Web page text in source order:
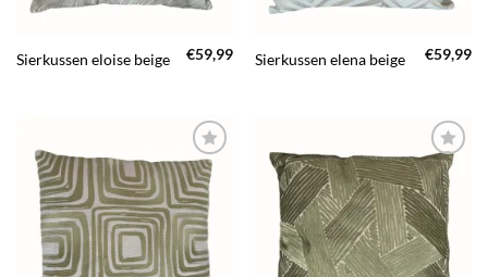
Sierkussen eloise beige €59,99 Sierkussen elena beige €59,99
TOEVOEGEN
AAN JOUW
FAVORIETEN
TOEVOEGEN
AAN JOUW
FAVORIETEN